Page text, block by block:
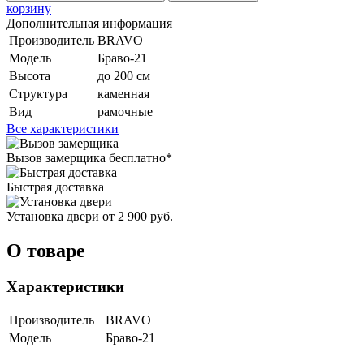
корзину
Дополнительная информация
Производитель BRAVO
Модель
Браво-21
Высота
до 200 см
Структура
каменная
Вид
рамочные
Все характеристики
Вызов замерщика бесплатно*
Быстрая доставка
Установка двери от 2 900 руб.
О товаре
Характеристики
Производитель
BRAVO
Модель
Браво-21